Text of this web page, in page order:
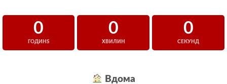
0
ГОДИНS
0
ХВИЛИН
0
СЕКУНД
Вдома